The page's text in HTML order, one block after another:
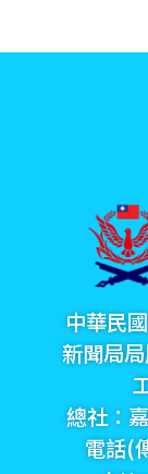
中華民
新聞局
總社：
電話(